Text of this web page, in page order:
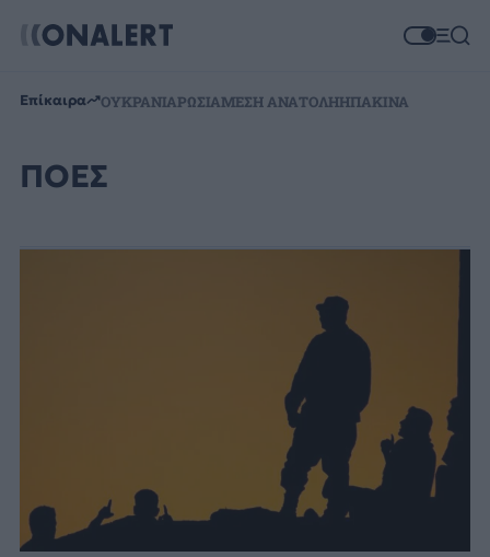
Επίκαιρα ΟΥΚΡΑΝΙΑΡΩΣΙΑΜΕΣΗ ΑΝΑΤΟΛΗΗΠΑΚΙΝΑ
ΠΟΕΣ